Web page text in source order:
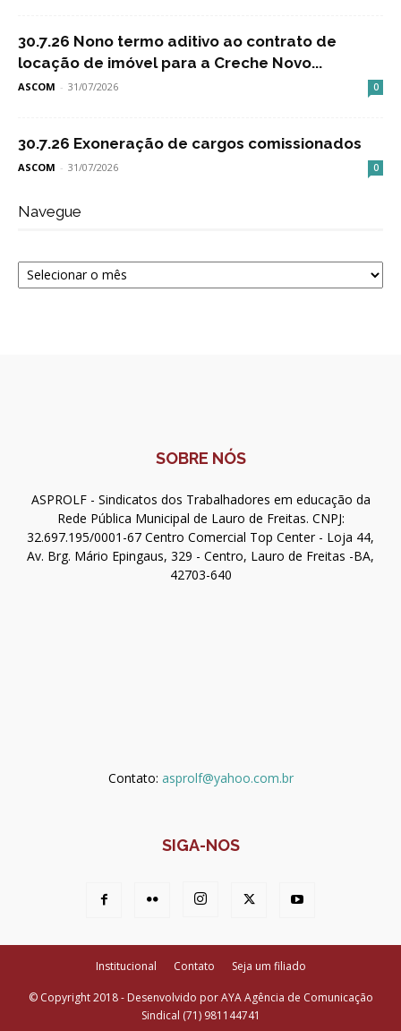
30.7.26 Nono termo aditivo ao contrato de
locação de imóvel para a Creche Novo...
ASCOM - 31/07/2026 0
30.7.26 Exoneração de cargos comissionados
ASCOM - 31/07/2026 0
Navegue
Navegue
SOBRE NÓS
ASPROLF - Sindicatos dos Trabalhadores em educação da
Rede Pública Municipal de Lauro de Freitas. CNPJ:
32.697.195/0001-67 Centro Comercial Top Center - Loja 44,
Av. Brg. Mário Epingaus, 329 - Centro, Lauro de Freitas -BA,
42703-640
Contato: asprolf@yahoo.com.br
SIGA-NOS
Institucional Contato Seja um filiado
© Copyright 2018 - Desenvolvido por AYA Agência de Comunicação
Sindical (71) 981144741